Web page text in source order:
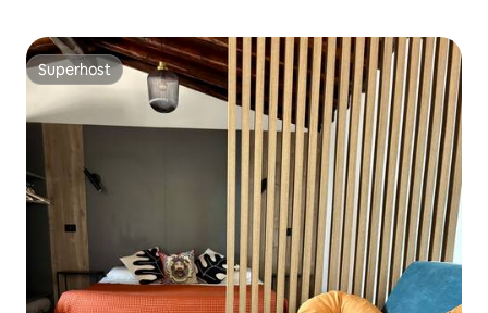
Superhost
Superhost